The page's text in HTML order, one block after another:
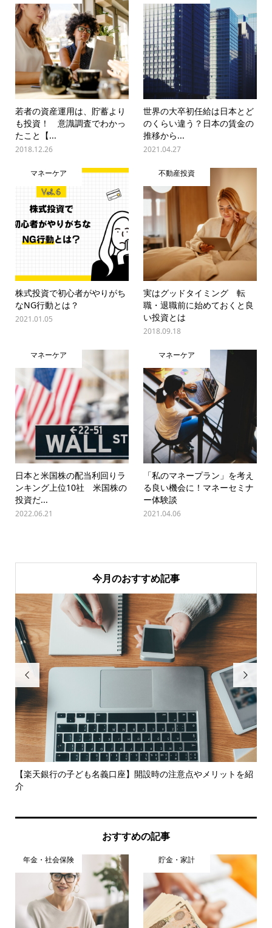
若者の資産運用は、貯蓄より
も投資！ 意識調査でわかっ
たこと【...
2018.12.26
世界の大卒初任給は日本とど
のくらい違う？日本の賃金の
推移から...
2021.04.27
マネーケア
株式投資で初心者がやりがち
なNG行動とは？
2021.01.05
不動産投資
実はグッドタイミング 転
職・退職前に始めておくと良
い投資とは
2018.09.18
マネーケア
日本と米国株の配当利回りラ
ンキング上位10社 米国株の
投資だ...
2022.06.21
マネーケア
「私のマネープラン」を考え
る良い機会に！マネーセミナ
ー体験談
2021.04.06
今月のおすすめ記事

【楽天銀行の子ども名義口座】開設時の注意点やメリットを紹
介

おすすめの記事
年金・社会保険 貯金・家計